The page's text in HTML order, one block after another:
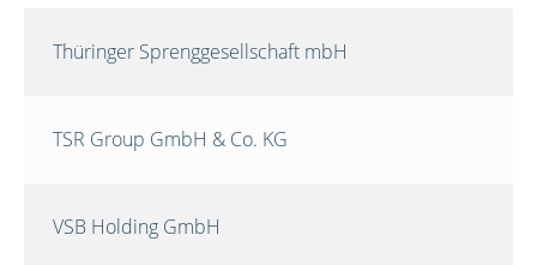
Thüringer Sprenggesellschaft mbH
TSR Group GmbH & Co. KG
VSB Holding GmbH